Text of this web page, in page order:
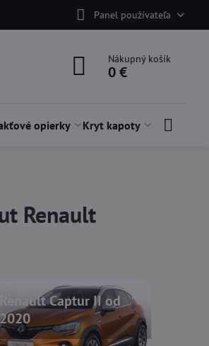
Panel používateľa
Nákupný košík
0 €
opierky Kryt kapoty
Renault
Renault Captur II od